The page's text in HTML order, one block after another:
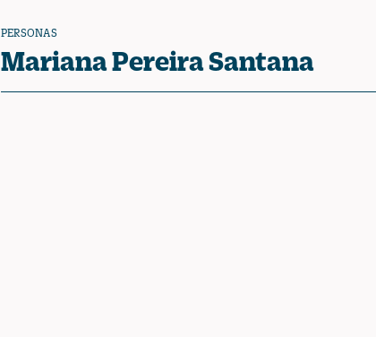
PERSONAS
Mariana Pereira Santana